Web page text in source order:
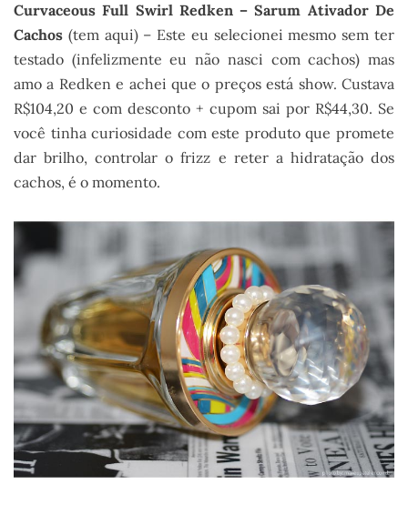
Curvaceous Full Swirl Redken – Sarum Ativador De
Cachos (tem aqui) – Este eu selecionei mesmo sem ter
testado (infelizmente eu não nasci com cachos) mas
amo a Redken e achei que o preços está show. Custava
R$104,20 e com desconto + cupom sai por R$44,30. Se
você tinha curiosidade com este produto que promete
dar brilho, controlar o frizz e reter a hidratação dos
cachos, é o momento.